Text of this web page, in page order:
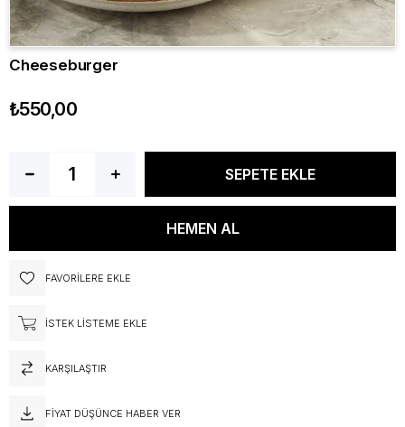
Cheeseburger
₺550,00
FAVORILERE EKLE
İSTEK LISTEME EKLE
KARŞILAŞTIR
FIYAT DÜŞÜNCE HABER VER